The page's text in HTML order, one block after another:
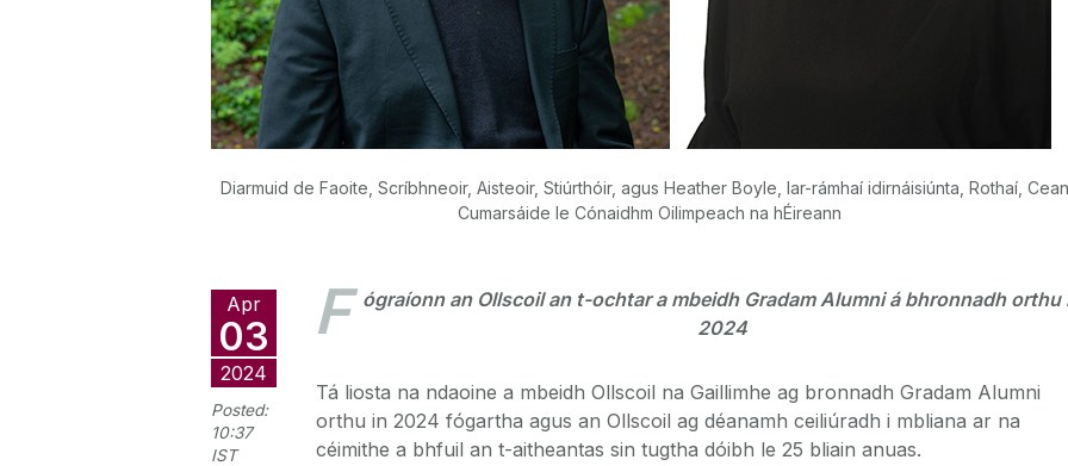
Diarmuid de Faoite, Scríbhneoir, Aisteoir, Stiúrthóir, agus Heather Boyle, Iar-rámhaí idirnáisiúnta, Rothaí,
Cumarsáide le Cónaidhm Oilimpeach na hÉireann
Apr
03
2024
Posted:
10:37
IST
F ógraíonn an Ollscoil an t-ochtar a mbeidh Gradam Alumni á bhronnadh orthu
2024
Tá liosta na ndaoine a mbeidh Ollscoil na Gaillimhe ag bronnadh Gradam Alumni
orthu in 2024 fógartha agus an Ollscoil ag déanamh ceiliúradh i mbliana ar na
céimithe a bhfuil an t-aitheantas sin tugtha dóibh le 25 bliain anuas.